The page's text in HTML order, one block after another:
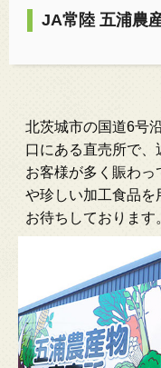
JA常陸 五浦農
北茨城市の国道6号
口にある直売所で
お客様が多く賑わ
や珍しい加工食品を
お待ちしております